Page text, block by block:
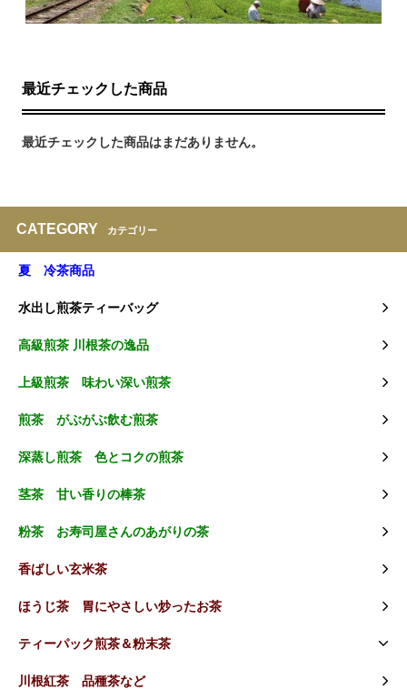
最近チェックした商品
最近チェックした商品はまだありません。
CATEGORY カテゴリー
夏 冷茶商品
水出し煎茶ティーバッグ
高級煎茶 川根茶の逸品
上級煎茶 味わい深い煎茶
煎茶 がぶがぶ飲む煎茶
深蒸し煎茶 色とコクの煎茶
茎茶 甘い香りの棒茶
粉茶 お寿司屋さんのあがりの茶
香ばしい玄米茶
ほうじ茶 胃にやさしい炒ったお茶
ティーパック煎茶＆粉末茶
川根紅茶 品種茶など